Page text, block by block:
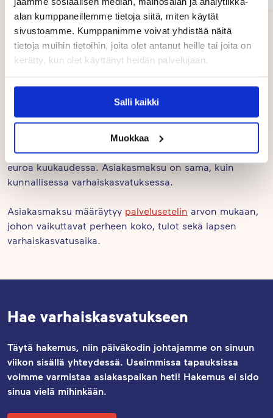
alan kumppaneillemme tietoja siitä, miten käytät
sivustoamme. Kumppanimme voivat yhdistää näitä
tietoja muihin tietoihin, joita olet antanut heille tai joita on
kerätty, kun olet käyttänyt heidän palvelujaan.
Salli kaikki
Muokkaa
liikuntapaikoissa.
Päiväkodin toimintaa kehitetään koko ajan
kuunnellen myös asiakasperheiden toiveita.
Kasvattajat huolehtivat tiedonkulusta koteihin
aktiivisesti. Päiväkotipäivän päätteeksi vaihdamme
lasten päivän kuulumiset vanhempien kanssa.
Vanhempia kannustetaan kääntymään aktiivisesti
päiväkodin kasvattajien tai johtajan puoleen aina,
jos jokin asia askarruttaa mieltä. Meille on tärkeää
avoin ja luottamuksellinen yhteistyö.
Page
of
Porin Touhula-päiväkotien asiakasmaksu on 0–335
euroa kuukaudessa. Asiakasmaksu on sama, kuin
kunnallisessa varhaiskasvatuksessa.
Asiakasmaksu määräytyy palvelusetelin arvon mukaan,
johon vaikuttavat perheen koko, tulot sekä lapsen
varhaiskasvatusaika.
Hae varhaiskasvatukseen
Täytä hakemus, niin päiväkodin johtajamme on sinuun
viikon sisällä yhteydessä. Useimmissa tapauksissa
voimme varmistaa asiakaspaikan heti! Hakemus ei sido
sinua vielä mihinkään.